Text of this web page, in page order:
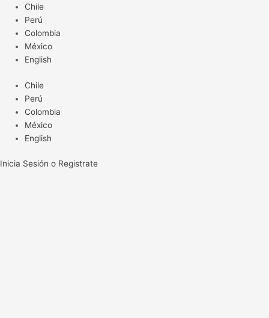
contenido
Chile
Perú
Colombia
México
English
Chile
Perú
Colombia
México
English
Inicia Sesión o Registrate